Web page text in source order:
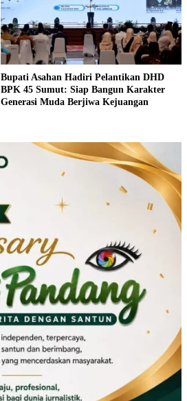
Bupati Asahan Hadiri Pelantikan DHD
BPK 45 Sumut: Siap Bangun Karakter
Generasi Muda Berjiwa Kejuangan